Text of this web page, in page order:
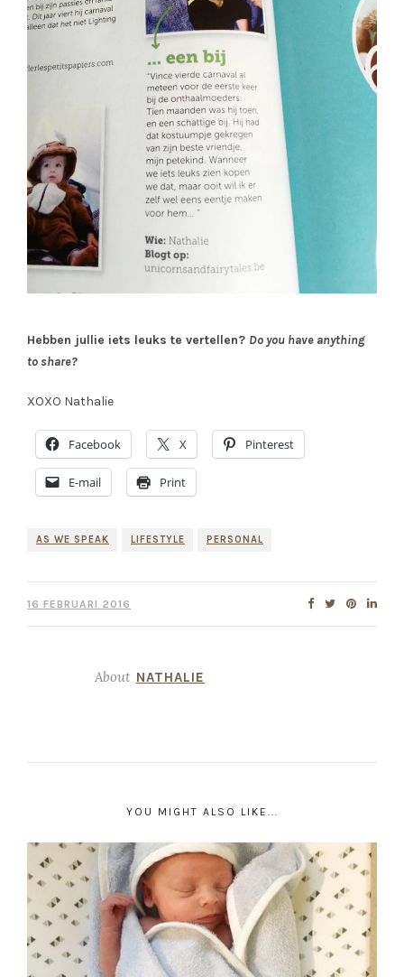
Hebben jullie iets leuks te vertellen? Do you have anything
to share?
XOXO Nathalie
Facebook X Pinterest
E-mail Print
AS WE SPEAK LIFESTYLE PERSONAL
16 FEBRUARI 2016
About NATHALIE
YOU MIGHT ALSO LIKE...